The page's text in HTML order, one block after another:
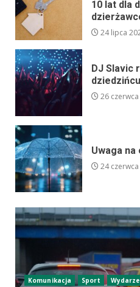
10 lat dla
24 lipca
DJ Slavic
26
Uwaga na
24
Komunikacja Sport